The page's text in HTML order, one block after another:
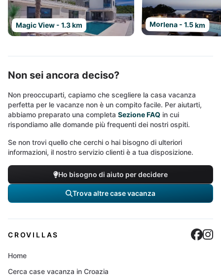
Magic View - 1.3 km Morlena - 1.5 km
Non sei ancora deciso?
Non preoccuparti, capiamo che scegliere la casa vacanza
perfetta per le vacanze non è un compito facile. Per aiutarti,
abbiamo preparato una completa Sezione FAQ in cui
rispondiamo alle domande più frequenti dei nostri ospiti.
Se non trovi quello che cerchi o hai bisogno di ulteriori
informazioni, il nostro servizio clienti è a tua disposizione.
Ho bisogno di aiuto per decidere
Trova altre case vacanza
CROVILLAS
Home
Cerca case vacanza in Croazia